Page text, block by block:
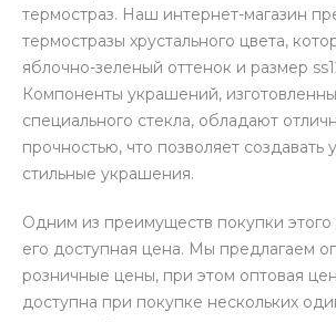
термостраз. Наш интернет-магазин
термостразы хрустального цвета,
яблочно-зеленый оттенок и размер
Компоненты украшений,
специального стекла, обладают
прочностью, что позволяет создавать
стильные украшения.
Одним из преимуществ покупки этого
его доступная цена. Мы предлагаем
розничные цены, при этом оптовая
доступна при покупке нескольких